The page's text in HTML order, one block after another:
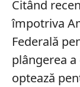
Citând
împotriva
Federală
plângerea
optează